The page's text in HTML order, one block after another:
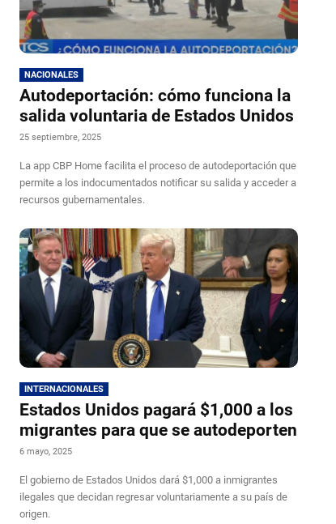
NACIONALES
Autodeportación: cómo funciona la
salida voluntaria de Estados Unidos
25 septiembre, 2025
La app CBP Home facilita el proceso de autodeportación que
permite a los indocumentados notificar su salida y acceder a
recursos gubernamentales.
INTERNACIONALES
Estados Unidos pagará $1,000 a los
migrantes para que se autodeporten
6 mayo, 2025
El gobierno de Estados Unidos dará $1,000 a inmigrantes
ilegales que decidan regresar voluntariamente a su país de
origen.